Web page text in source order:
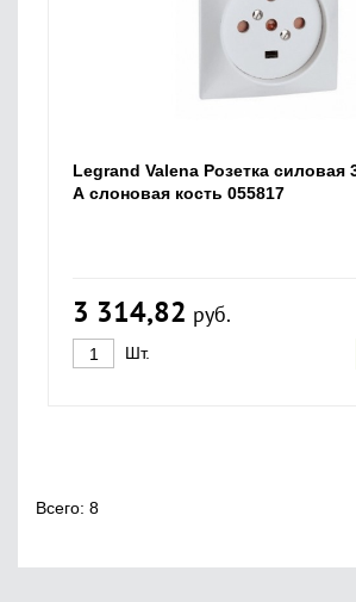
Legrand Valena Розетка силовая
А слоновая кость 055817
3 314,82 руб.
Шт.
Всего: 8